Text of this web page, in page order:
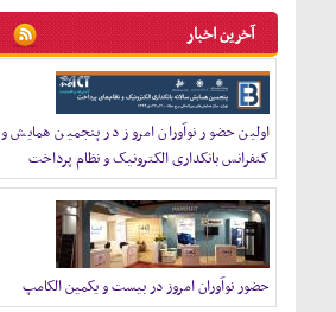
آخرين اخبار
اولین حضور نوآوران امروز در پنجمین همایش و
کنفرانس بانکداری الکترونیک و نظام پرداخت
حضور نوآوران امروز در بیست و یکمین الکامپ